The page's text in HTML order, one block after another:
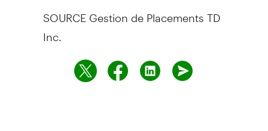
SOURCE Gestion de Placements TD
Inc.